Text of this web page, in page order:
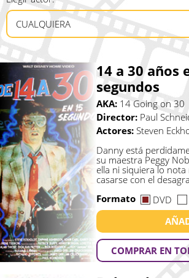
14 a 30 años
segundos
AKA: 14 Going on 30
Director: Paul
Actores: Steven
Danny está
su maestra Peggy
ella ni siquiera lo
casarse con el
Formato
DVD
COMPRAR EN